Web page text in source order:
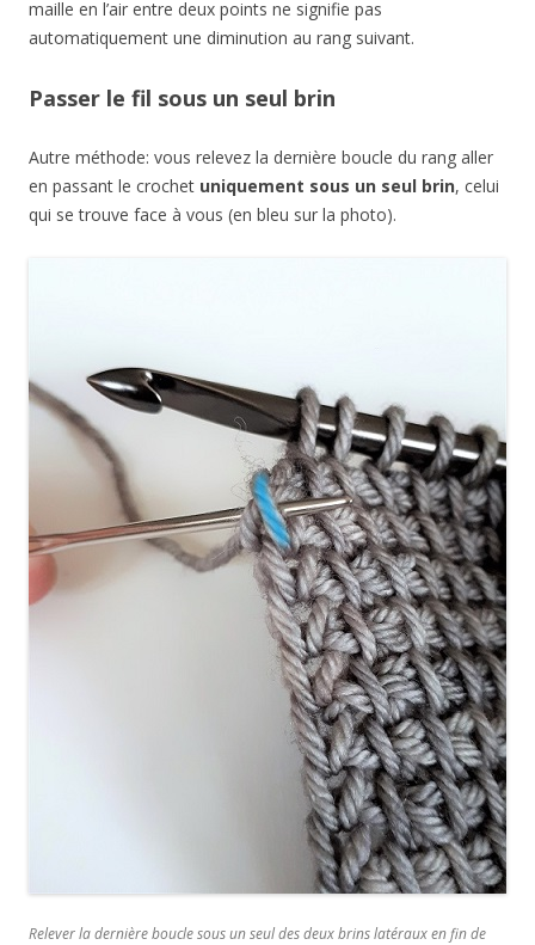
maille en l’air entre deux points ne signifie pas
automatiquement une diminution au rang suivant.
Passer le fil sous un seul brin
Autre méthode: vous relevez la dernière boucle du rang aller
en passant le crochet uniquement sous un seul brin, celui
qui se trouve face à vous (en bleu sur la photo).
Relever la dernière boucle sous un seul des deux brins latéraux en fin de